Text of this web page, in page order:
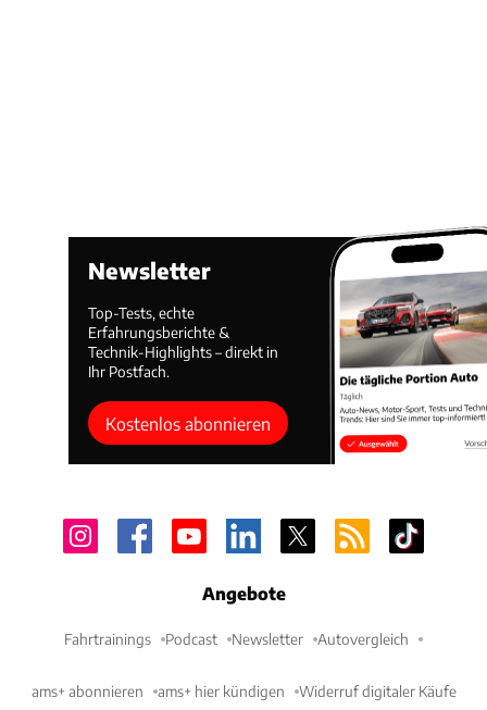
Newsletter
Top-Tests, echte
Erfahrungsberichte &
Technik-Highlights – direkt in
Ihr Postfach.
Kostenlos abonnieren
Angebote
Fahrtrainings Podcast Newsletter Autovergleich
ams+ abonnieren ams+ hier kündigen Widerruf digitaler Käufe